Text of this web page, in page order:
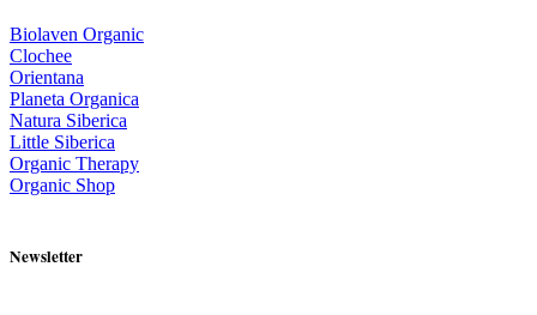
Biolaven Organic
Clochee
Orientana
Planeta Organica
Natura Siberica
Little Siberica
Organic Therapy
Organic Shop
Newsletter